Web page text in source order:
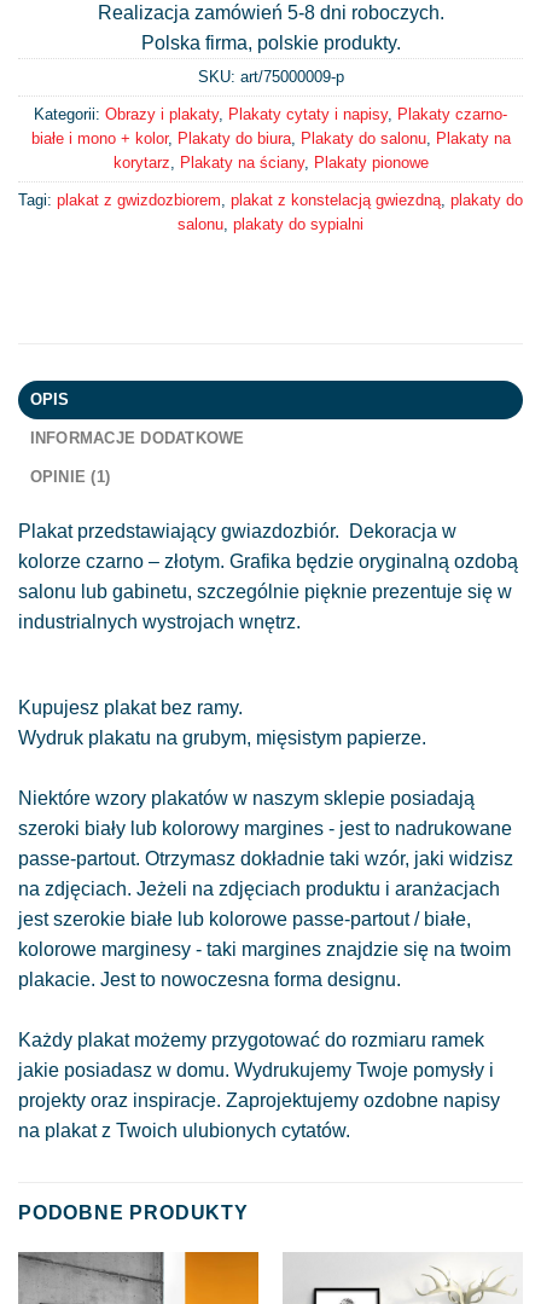
Realizacja zamówień 5-8 dni roboczych.
Polska firma, polskie produkty.
SKU: art/75000009-p
Kategorii: Obrazy i plakaty, Plakaty cytaty i napisy, Plakaty czarno-
białe i mono + kolor, Plakaty do biura, Plakaty do salonu,
Plakaty na
korytarz
Plakaty na ściany, Plakaty pionowe
Tagi: plakat z gwizdozbiorem plakat z konstelacją gwiezdną plakaty do
salonu plakaty do sypialni
OPIS
INFORMACJE DODATKOWE
OPINIE (1)
Plakat przedstawiający gwiazdozbiór. Dekoracja w
kolorze czarno – złotym. Grafika będzie oryginalną ozdobą
salonu lub gabinetu, szczególnie pięknie prezentuje się w
industrialnych wystrojach wnętrz.
Kupujesz plakat bez ramy.
Wydruk plakatu na grubym, mięsistym papierze.
Niektóre wzory plakatów w naszym sklepie posiadają
szeroki biały lub kolorowy margines - jest to nadrukowane
passe-partout. Otrzymasz dokładnie taki wzór, jaki widzisz
na zdjęciach. Jeżeli na zdjęciach produktu i aranżacjach
jest szerokie białe lub kolorowe passe-partout / białe,
kolorowe marginesy - taki margines znajdzie się na twoim
plakacie. Jest to nowoczesna forma designu.
Każdy plakat możemy przygotować do rozmiaru ramek
jakie posiadasz w domu. Wydrukujemy Twoje pomysły i
projekty oraz inspiracje. Zaprojektujemy ozdobne napisy
na plakat z Twoich ulubionych cytatów.
PODOBNE PRODUKTY